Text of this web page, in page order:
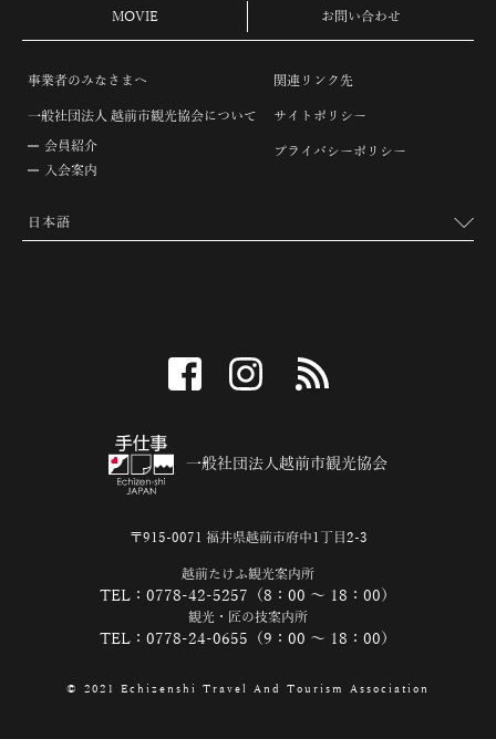
MOVIE お問い合わせ
事業者のみなさまへ
一般社団法人 越前市観光協会について
会員紹介
入会案内
関連リンク先
サイトポリシー
プライバシーポリシー
facebook instagram
一般社団法人越前市観光協会
〒915-0071 福井県越前市府中1丁目2-3
越前たけふ観光案内所
TEL：0778-42-5257（8：00 ～ 18：00）
観光・匠の技案内所
TEL：0778-24-0655（9：00 ～ 18：00）
© 2021 Echizenshi Travel And Tourism Association